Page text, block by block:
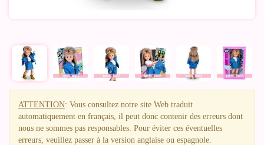
ATTENTION: Vous consultez notre site Web traduit
automatiquement en français, il peut donc contenir des erreurs dont
nous ne sommes pas responsables. Pour éviter ces éventuelles
erreurs, veuillez passer à la version anglaise ou espagnole.